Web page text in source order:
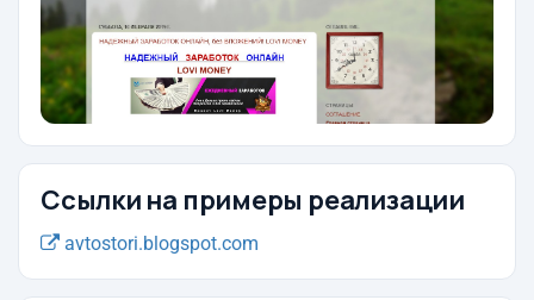
Ссылки на примеры реализации
avtostori.blogspot.com